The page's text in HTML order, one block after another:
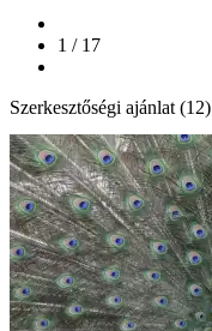
1 / 17
Szerkesztőségi ajánlat (12)